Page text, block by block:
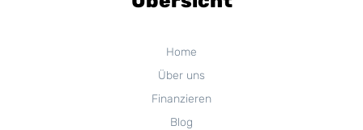
Home
Über uns
Finanzieren
Blog